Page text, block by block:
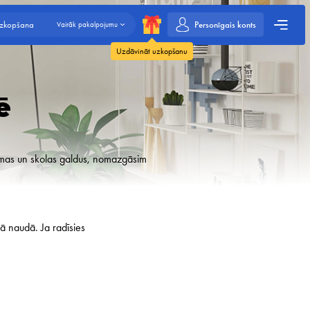
Vairāk pakalpojumu
Uzdāvināt uzkopšanu
Personīgais konts
un skolas galdus, nomazgāsim
naudā. Ja radīsies